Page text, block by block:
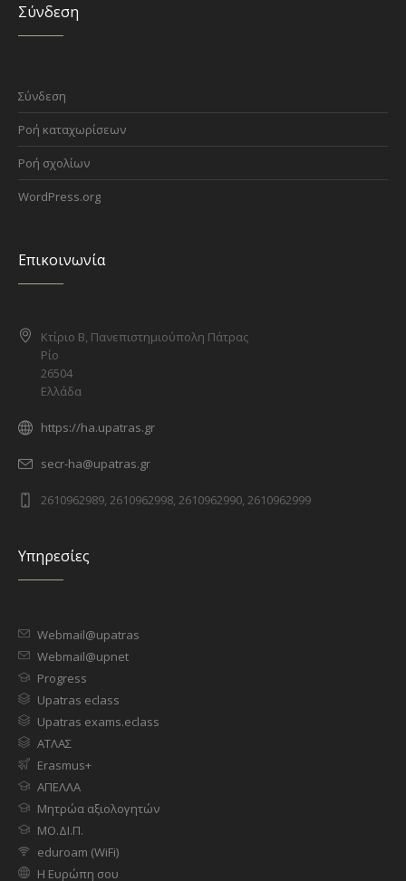
Σύνδεση
Σύνδεση
Ροή καταχωρίσεων
Ροή σχολίων
WordPress.org
Επικοινωνία
Κτίριο Β, Πανεπιστημιούπολη Πάτρας
Ρίο
26504
Ελλάδα
https://ha.upatras.gr
secr-ha@upatras.gr
2610962989, 2610962998, 2610962990, 2610962999
Υπηρεσίες
Webmail@upatras
Webmail@upnet
Progress
Upatras eclass
Upatras exams.eclass
ΑΤΛΑΣ
Erasmus+
ΑΠΕΛΛΑ
Μητρώα αξιολογητών
ΜΟ.ΔΙ.Π.
eduroam (WiFi)
Η Ευρώπη σου